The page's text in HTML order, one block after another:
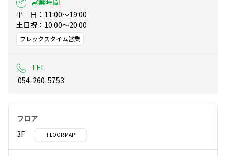
平　日：11:00～19:00
土日祝：10:00～20:00
フレックスタイム営業
TEL
054-260-5753
フロア
3F
FLOOR MAP